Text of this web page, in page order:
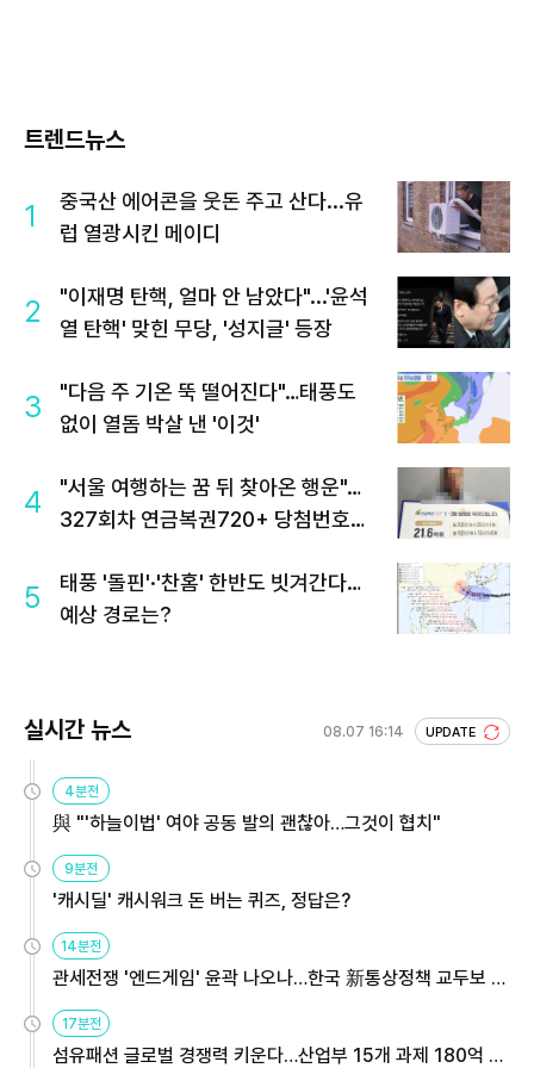
트렌드뉴스
1
중국산 에어콘을 웃돈 주고 산다...유
럽 열광시킨 메이디
2
"이재명 탄핵, 얼마 안 남았다"...'윤석
열 탄핵' 맞힌 무당, '성지글' 등장
3
"다음 주 기온 뚝 떨어진다"…태풍도
없이 열돔 박살 낸 '이것'
4
"서울 여행하는 꿈 뒤 찾아온 행운"…
327회차 연금복권720+ 당첨번호조
5
태풍 '돌핀'·'찬홈' 한반도 빗겨간다…
예상 경로는?
실시간 뉴스 08.07 16:14 UPDATE
4분전
與 "'하늘이법' 여야 공동 발의 괜찮아…그것이 협치"
9분전
'캐시딜' 캐시워크 돈 버는 퀴즈, 정답은?
14분전
관세전쟁 '엔드게임' 윤곽 나오나…한국 新통상정책 교두보 활
용해야
17분전
섬유패션 글로벌 경쟁력 키운다…산업부 15개 과제 180억 지